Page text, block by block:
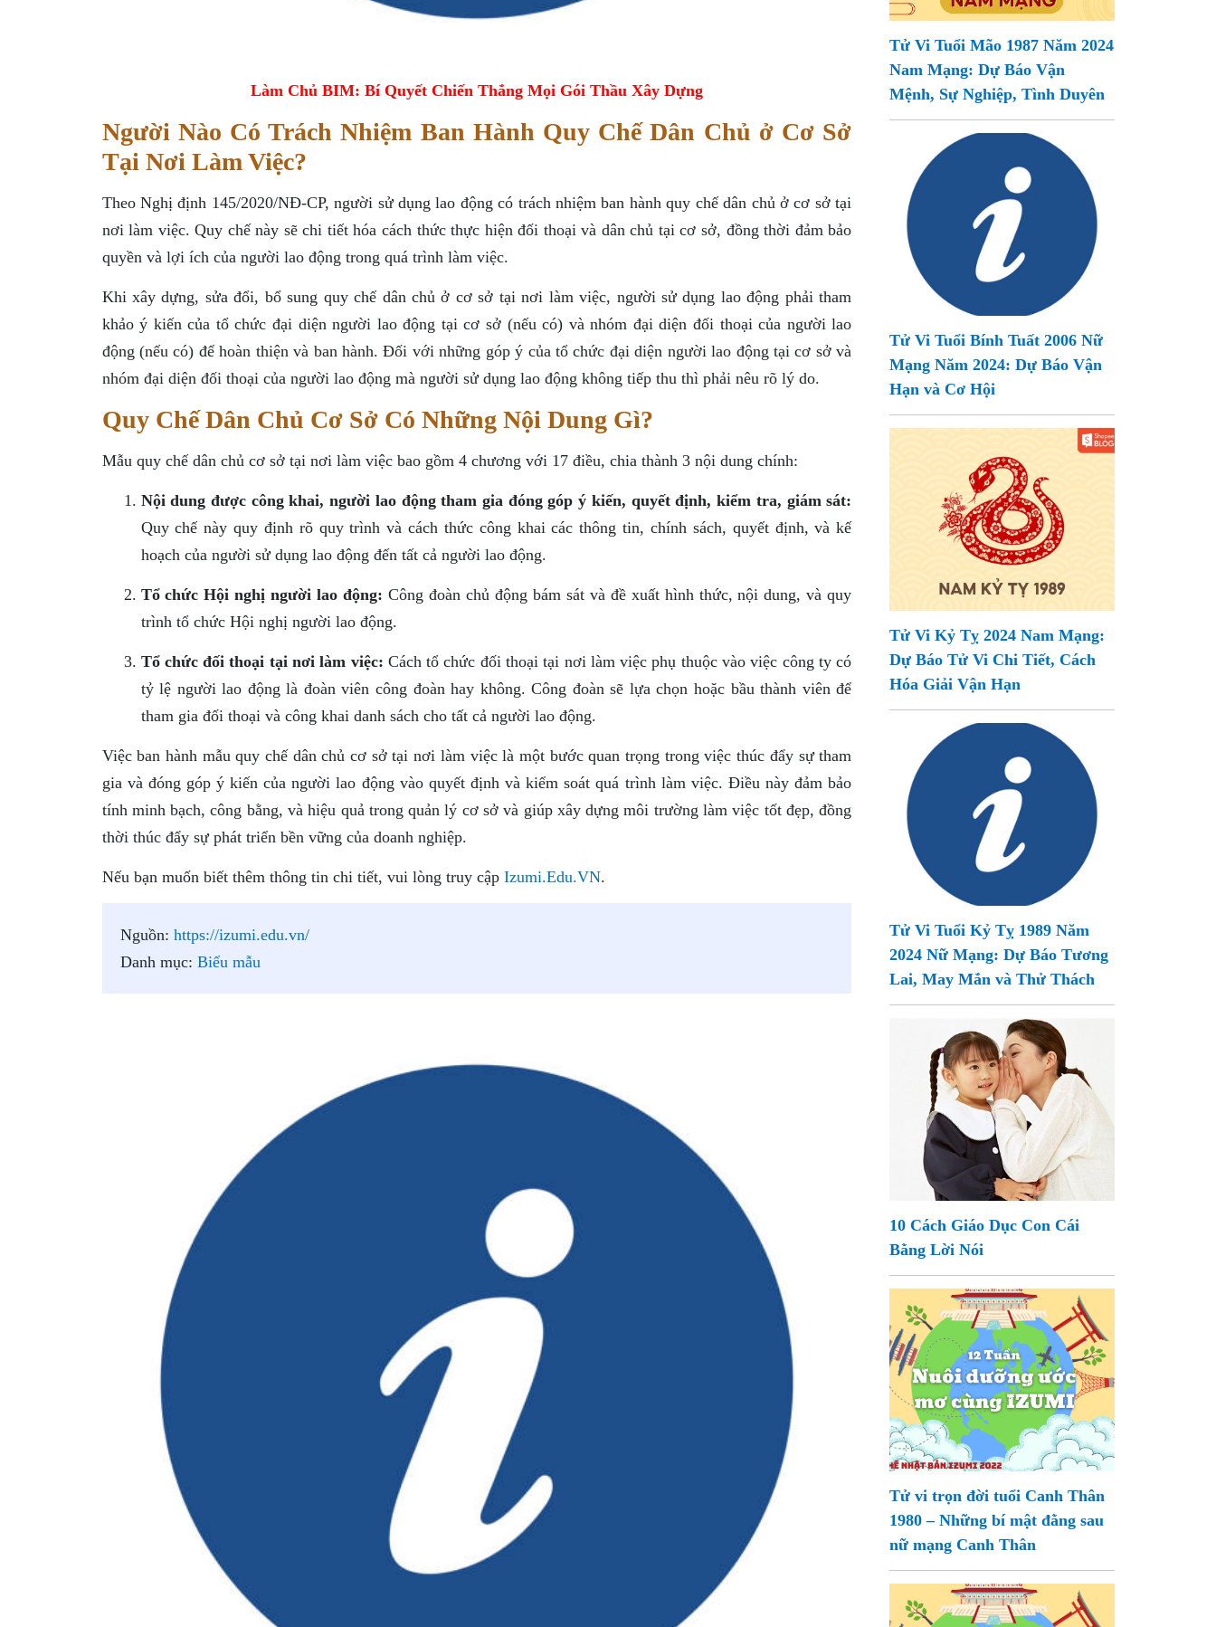
Làm Chủ BIM: Bí Quyết Chiến Thắng Mọi Gói Thầu Xây Dựng
Người Nào Có Trách Nhiệm Ban Hành Quy Chế Dân Chủ ở Cơ Sở
Tại Nơi Làm Việc?
Theo Nghị định 145/2020/NĐ-CP, người sử dụng lao động có trách nhiệm ban hành quy chế dân chủ ở cơ sở tại
nơi làm việc. Quy chế này sẽ chi tiết hóa cách thức thực hiện đối thoại và dân chủ tại cơ sở, đồng thời đảm bảo
quyền và lợi ích của người lao động trong quá trình làm việc.
Khi xây dựng, sửa đổi, bổ sung quy chế dân chủ ở cơ sở tại nơi làm việc, người sử dụng lao động phải tham
khảo ý kiến của tổ chức đại diện người lao động tại cơ sở (nếu có) và nhóm đại diện đối thoại của người lao
động (nếu có) để hoàn thiện và ban hành. Đối với những góp ý của tổ chức đại diện người lao động tại cơ sở và
nhóm đại diện đối thoại của người lao động mà người sử dụng lao động không tiếp thu thì phải nêu rõ lý do.
Quy Chế Dân Chủ Cơ Sở Có Những Nội Dung Gì?
Mẫu quy chế dân chủ cơ sở tại nơi làm việc bao gồm 4 chương với 17 điều, chia thành 3 nội dung chính:
Nội dung được công khai, người lao động tham gia đóng góp ý kiến, quyết định, kiểm tra, giám sát:
Quy chế này quy định rõ quy trình và cách thức công khai các thông tin, chính sách, quyết định, và kế
hoạch của người sử dụng lao động đến tất cả người lao động.
Tổ chức Hội nghị người lao động: Công đoàn chủ động bám sát và đề xuất hình thức, nội dung, và quy
trình tổ chức Hội nghị người lao động.
Tổ chức đối thoại tại nơi làm việc: Cách tổ chức đối thoại tại nơi làm việc phụ thuộc vào việc công ty có
tỷ lệ người lao động là đoàn viên công đoàn hay không. Công đoàn sẽ lựa chọn hoặc bầu thành viên để
tham gia đối thoại và công khai danh sách cho tất cả người lao động.
Việc ban hành mẫu quy chế dân chủ cơ sở tại nơi làm việc là một bước quan trọng trong việc thúc đẩy sự tham
gia và đóng góp ý kiến của người lao động vào quyết định và kiểm soát quá trình làm việc. Điều này đảm bảo
tính minh bạch, công bằng, và hiệu quả trong quản lý cơ sở và giúp xây dựng môi trường làm việc tốt đẹp, đồng
thời thúc đẩy sự phát triển bền vững của doanh nghiệp.
Nếu bạn muốn biết thêm thông tin chi tiết, vui lòng truy cập Izumi.Edu.VN.
Nguồn: https://izumi.edu.vn/
Danh mục: Biểu mẫu
Tử Vi Tuổi Mão 1987 Năm 2024
Nam Mạng: Dự Báo Vận
Mệnh, Sự Nghiệp, Tình Duyên
Tử Vi Tuổi Bính Tuất 2006 Nữ
Mạng Năm 2024: Dự Báo Vận
Hạn và Cơ Hội
Tử Vi Kỷ Tỵ 2024 Nam Mạng:
Dự Báo Tử Vi Chi Tiết, Cách
Hóa Giải Vận Hạn
Tử Vi Tuổi Kỷ Tỵ 1989 Năm
2024 Nữ Mạng: Dự Báo Tương
Lai, May Mắn và Thử Thách
10 Cách Giáo Dục Con Cái
Bằng Lời Nói
Tử vi trọn đời tuổi Canh Thân
1980 – Những bí mật đằng sau
nữ mạng Canh Thân